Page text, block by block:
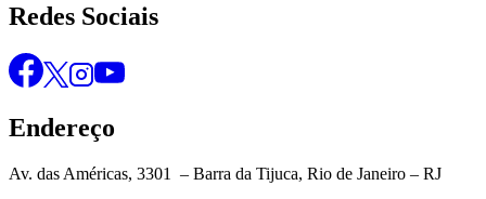
Redes Sociais
Endereço
Av. das Américas, 3301 – Barra da Tijuca, Rio de Janeiro – RJ